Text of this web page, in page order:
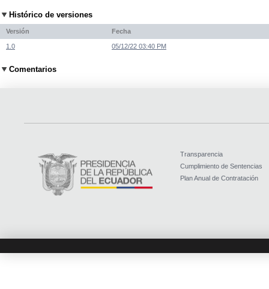
Histórico de versiones
Versión Fecha
1.0 05/12/22 03:40 PM
Comentarios
Transparencia
Cumplimiento de Sentencias
Plan Anual de Contratación